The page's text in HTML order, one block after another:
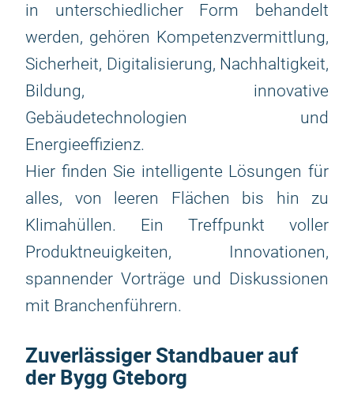
in unterschiedlicher Form behandelt
werden, gehören Kompetenzvermittlung,
Sicherheit, Digitalisierung, Nachhaltigkeit,
Bildung, innovative
Gebäudetechnologien und
Energieeffizienz.
Hier finden Sie intelligente Lösungen für
alles, von leeren Flächen bis hin zu
Klimahüllen. Ein Treffpunkt voller
Produktneuigkeiten, Innovationen,
spannender Vorträge und Diskussionen
mit Branchenführern.
Zuverlässiger Standbauer auf
der Bygg Gteborg